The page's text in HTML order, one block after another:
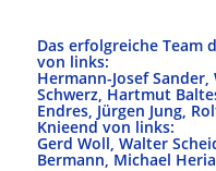
Das erfolgreiche Team
von links:
Hermann-Josef
Schwerz, Hartmut
Endres, Jürgen Jung,
Knieend von links:
Gerd Woll, Walter
Bermann, Michael